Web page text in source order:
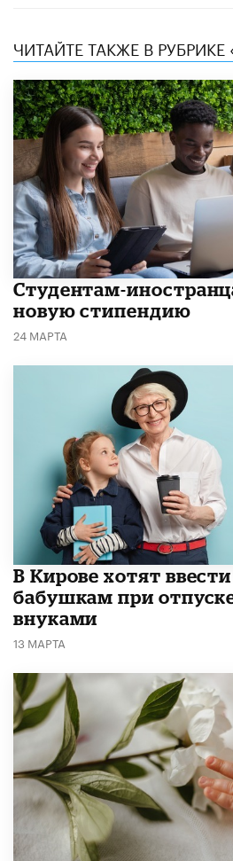
ЧИТАЙТЕ ТАКЖЕ В РУБРИКЕ
Студентам-
новую стипендию
24 МАРТА
В Кирове хотят
бабушкам при
внуками
13 МАРТА